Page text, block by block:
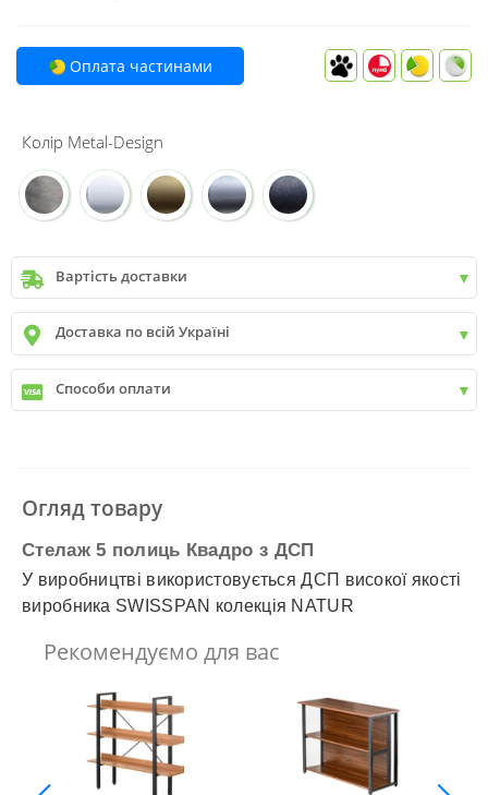
Оплата частинами
Колір Metal-Design
Вартість доставки
Київдо9999 грн. -400 грн.
Київвід9999 грн - БЕЗКОШТОВНО
Київ передмістя +30 грн\км
Доставка по всій Україні
✓Нова пошта
✓Делівері
✓Автолюкс
Способи оплати
✓ Детальніше
Огляд товару
Стелаж 5 полиць Квадро з ДСП
У виробництві використовується ДСП високої якості
виробника SWISSPAN колекція NATUR
Рекомендуємо для вас